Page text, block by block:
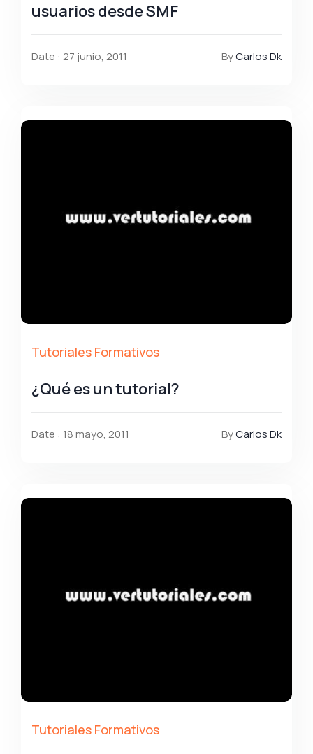
usuarios desde SMF
Date : 27 junio, 2011 ByCarlos Dk
Tutoriales Formativos
¿Qué es un tutorial?
Date : 18 mayo, 2011 ByCarlos Dk
Tutoriales Formativos